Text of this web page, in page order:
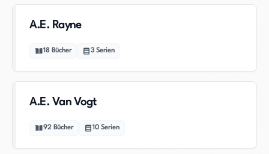
A.E. Rayne
18 Bücher 3 Serien
A.E. Van Vogt
92 Bücher 10 Serien